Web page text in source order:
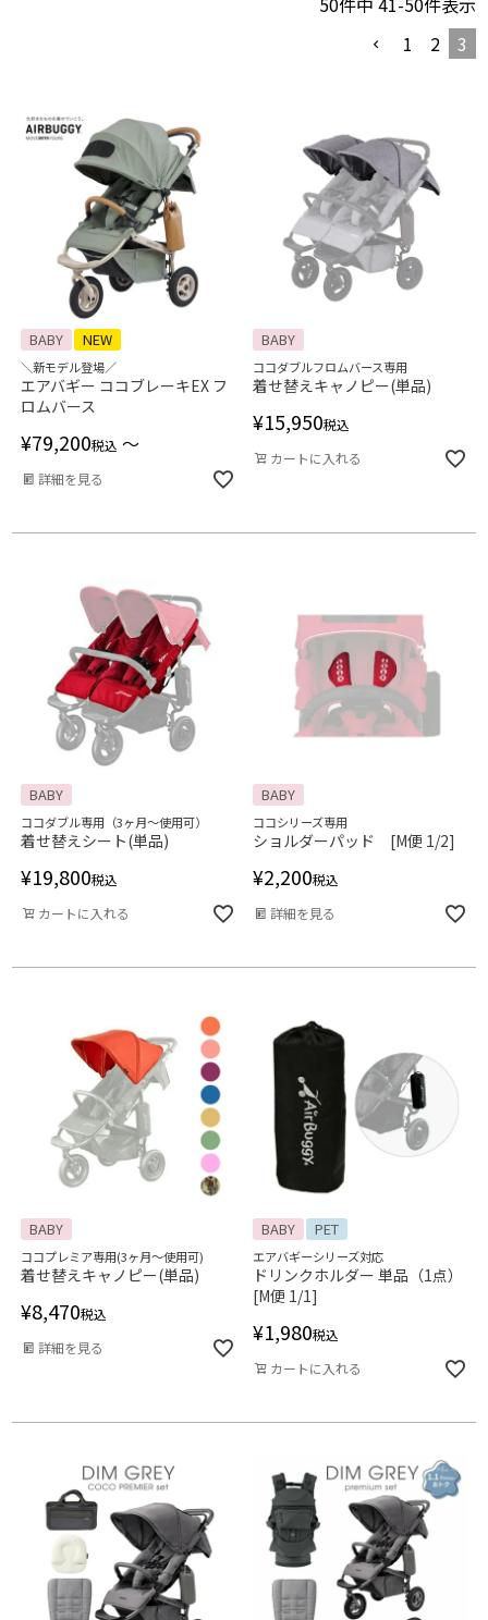
1
2 3
BABY NEW
＼新モデル登場／
エアバギー ココブレーキEX フ
ロムバース
¥79,200税込 〜
詳細を見る
BABY
ココダブルフロムバース専用
着せ替えキャノピー(単品)
¥15,950税込
カートに入れる
BABY
ココダブル専用（3ヶ月～使用可）
着せ替えシート(単品)
¥19,800税込
カートに入れる
BABY
ココシリーズ専用
ショルダーパッド [M便 1/2]
¥2,200税込
詳細を見る
BABY
ココプレミア専用(3ヶ月～使用可)
着せ替えキャノピー(単品)
¥8,470税込
詳細を見る
BABY PET
エアバギーシリーズ対応
ドリンクホルダー 単品（1点）
[M便 1/1]
¥1,980税込
カートに入れる